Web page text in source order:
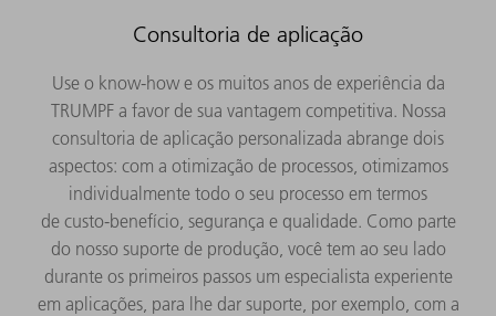
Consultoria de aplicação
Use o know-how e os muitos anos de experiência da
TRUMPF a favor de sua vantagem competitiva. Nossa
consultoria de aplicação personalizada abrange dois
aspectos: com a otimização de processos, otimizamos
individualmente todo o seu processo em termos
de custo-benefício, segurança e qualidade. Como parte
do nosso suporte de produção, você tem ao seu lado
durante os primeiros passos um especialista experiente
em aplicações, para lhe dar suporte, por exemplo, com a